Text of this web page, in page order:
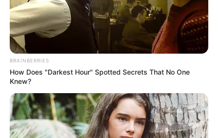
Related Articles
અમદાવાદમાં મેયરને જોતા જ 3 દિવસથી પાણીમાં
રહેલા લોકોનો બાટલો ફાટ્યો
ગનનો ઉપયોગ કરવાની મંજુરી કોણે આપી? રાહુલ
ગાંધીએ અમિત શાહને પત્ર લખ્યો
2 Weeks Ago
BRAINBERRIES
How Does "Darkest Hour" Spotted Secrets That No One
Knew?